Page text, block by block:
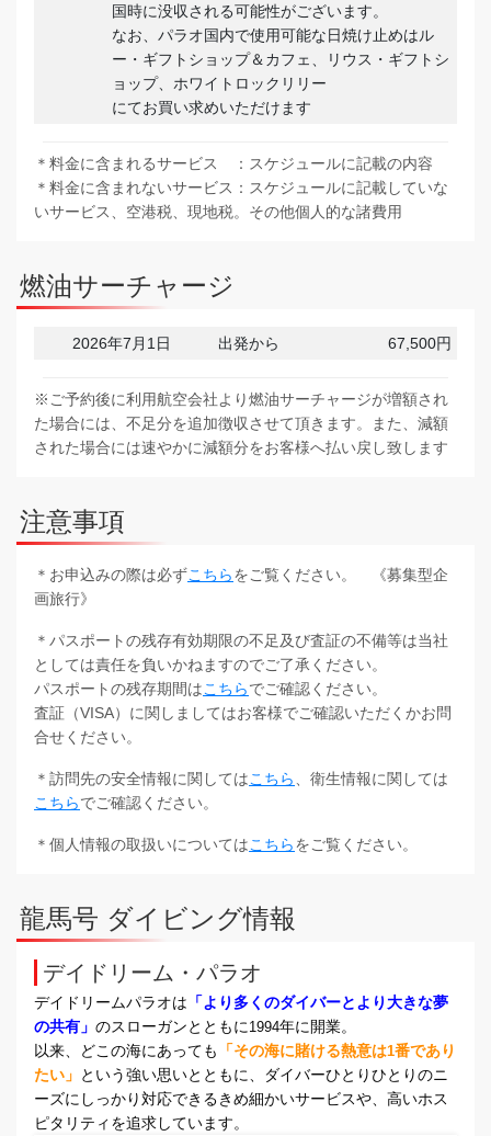
国時に没収される可能性がございます。
なお、パラオ国内で使用可能な日焼け止めはル
ー・ギフトショップ＆カフェ、リウス・ギフトシ
ョップ、ホワイトロックリリー
にてお買い求めいただけます
＊料金に含まれるサービス ：スケジュールに記載の内容
＊料金に含まれないサービス：スケジュールに記載していな
いサービス、空港税、現地税。その他個人的な諸費用
燃油サーチャージ
2026年7月1日 出発から 67,500円
※ご予約後に利用航空会社より燃油サーチャージが増額され
た場合には、不足分を追加徴収させて頂きます。また、減額
された場合には速やかに減額分をお客様へ払い戻し致します
注意事項
＊お申込みの際は必ずこちらをご覧ください。 《募集型企
画旅行》
＊パスポートの残存有効期限の不足及び査証の不備等は当社
としては責任を負いかねますのでご了承ください。
パスポートの残存期間はこちらでご確認ください。
査証（VISA）に関しましてはお客様でご確認いただくかお問
合せください。
＊訪問先の安全情報に関してはこちら
、衛生情報に関しては
こちらでご確認ください。
＊個人情報の取扱いについてはこちらをご覧ください。
龍馬号 ダイビング情報
デイドリーム・パラオ
デイドリームパラオは 「より多くのダイバーとより大きな夢
の共有」 のスローガンとともに 1994年に開業。
以来、どこの海にあっても
「その海に賭ける熱意は1番であり
たい」 という強い思いとともに、
ダイバーひとりひとりのニ
ーズにしっかり対応できるきめ細かいサービスや、高いホス
ピタリティを追求しています。